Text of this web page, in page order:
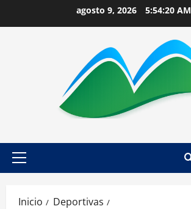
agosto 9, 2026 5:54:21 AM
Menú
Inicio
Deportivas